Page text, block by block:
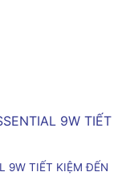
9W TIẾT KIỆM ĐẾN